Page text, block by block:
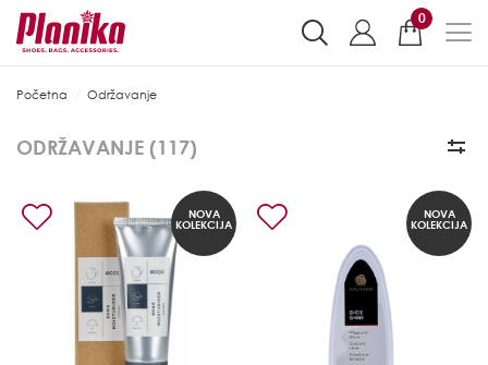
0
Početna Održavanje
ODRŽAVANJE (117)
NOVA
KOLEKCIJA
NOVA
KOLEKCIJA